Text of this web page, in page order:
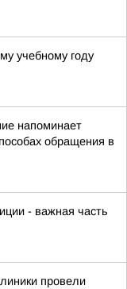
учебному году
напоминает
обращения в
- важная часть
провели